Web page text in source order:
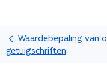
Waardebepaling van
getuigschriften